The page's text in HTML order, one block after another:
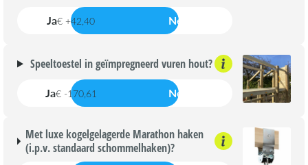
Ja€ +42,40 Nee
Speeltoestel in geïmpregneerd vuren hout?
Ja€ -170,61 Nee
Met luxe kogelgelagerde Marathon haken
(i.p.v. standaard schommelhaken)?